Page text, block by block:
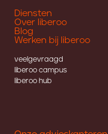
Diensten
Over liberoo
Blog
Werken bij liberoo
veelgevraagd
liberoo campus
liberoo hub